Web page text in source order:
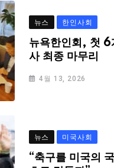
뉴스 한인사회
뉴욕한인회, 첫 6
사 최종 마무리
4월 13, 2026
뉴스 미국사회
“축구를 미국의